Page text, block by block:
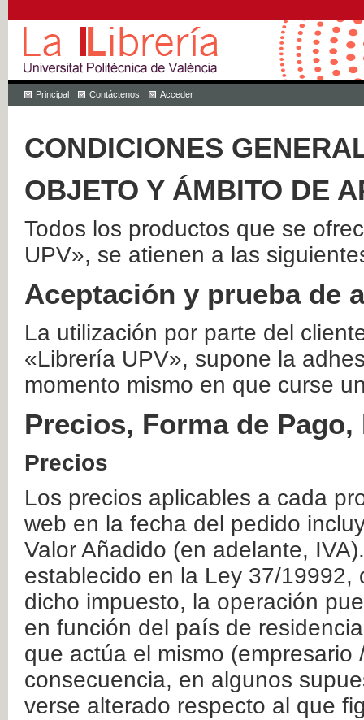
Principal Contáctenos Acceder
CONDICIONES
OBJETO Y ÁMBITO DE
Todos los productos que se
UPV», se atienen a las
Aceptación y prueba de
La utilización por parte del
«Librería UPV», supone la
momento mismo en que curse
Precios, Forma de
Precios
Los precios aplicables a cada
web en la fecha del pedido
Valor Añadido (en adelante,
establecido en la Ley 37/
dicho impuesto, la operación
en función del país de
que actúa el mismo
consecuencia, en algunos
verse alterado respecto al que